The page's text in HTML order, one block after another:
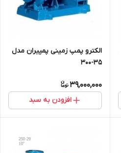
الکترو پمپ زمینی پمپیران مدل
35-300
39,000,000
افزودن به سبد